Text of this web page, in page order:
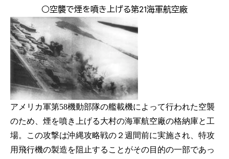
○空襲で煙を噴き上げる第21海軍航空廠
アメリカ軍第58機動部隊の艦載機によって行われた空襲
のため、煙を噴き上げる大村の海軍航空廠の格納庫と工
場。この攻撃は沖縄攻略戦の２週間前に実施され、特攻
用飛行機の製造を阻止することがその目的の一部であっ